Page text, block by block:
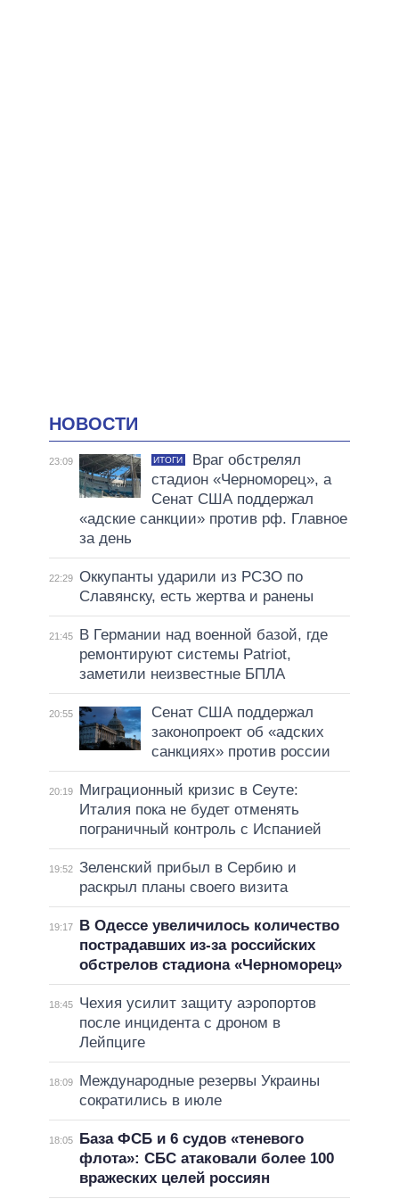
НОВОСТИ
23:09 ИТОГИ
Враг обстрелял
стадион «Черноморец», а
Сенат США поддержал
«адские санкции» против рф. Главное
за день
22:29 Оккупанты ударили из РСЗО по
Славянску, есть жертва и ранены
21:45
В Германии над военной базой, где
ремонтируют системы Patriot,
заметили неизвестные БПЛА
20:55
Сенат США поддержал
законопроект об «адских
санкциях» против россии
20:19
Миграционный кризис в Сеуте:
Италия пока не будет отменять
пограничный контроль с Испанией
19:52 Зеленский прибыл в Сербию и
раскрыл планы своего визита
19:17
В Одессе увеличилось количество
пострадавших из-за российских
обстрелов стадиона «Черноморец»
18:45
Чехия усилит защиту аэропортов
после инцидента с дроном в
Лейпциге
18:09
Международные резервы Украины
сократились в июле
18:05
База ФСБ и 6 судов «теневого
флота»: СБС атаковали более 100
вражеских целей россиян